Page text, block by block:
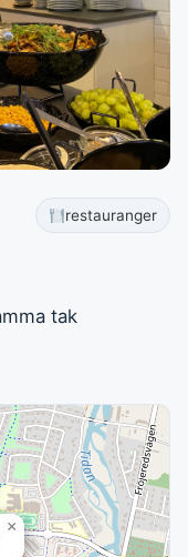
restauranger
tak
×